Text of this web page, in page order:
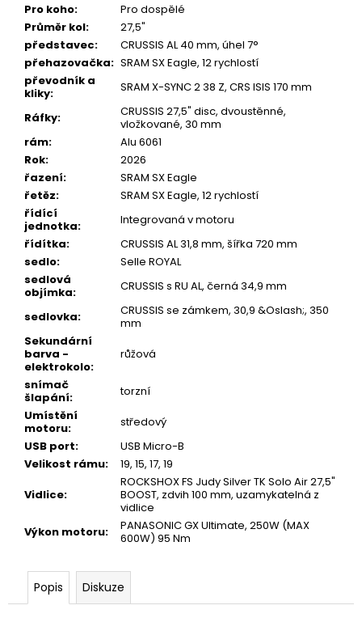
Pro koho:
Pro dospělé
Průměr kol:
27,5"
představec:
CRUSSIS AL 40 mm, úhel 7°
přehazovačka: SRAM SX Eagle, 12 rychlostí
převodník a
kliky:
SRAM X-SYNC 2 38 Z, CRS ISIS 170 mm
Ráfky:
CRUSSIS 27,5" disc, dvoustěnné,
vložkované, 30 mm
rám:
Alu 6061
Rok:
2026
řazení:
SRAM SX Eagle
řetěz:
SRAM SX Eagle, 12 rychlostí
řídící
jednotka:
Integrovaná v motoru
řídítka:
CRUSSIS AL 31,8 mm, šířka 720 mm
sedlo:
Selle ROYAL
sedlová
objímka:
CRUSSIS s RU AL, černá 34,9 mm
sedlovka:
CRUSSIS se zámkem, 30,9 &Oslash;, 350
mm
Sekundární
barva -
elektrokolo:
růžová
snímač
šlapání:
torzní
Umístění
motoru:
středový
USB port:
USB Micro-B
Velikost rámu:
19, 15, 17, 19
Vidlice:
ROCKSHOX FS Judy Silver TK Solo Air 27,5"
BOOST, zdvih 100 mm, uzamykatelná z
vidlice
Výkon motoru:
PANASONIC GX Ultimate, 250W (MAX
600W) 95 Nm
Popis Diskuze